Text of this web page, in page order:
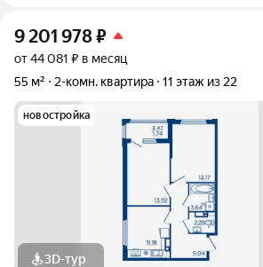
9 201 978₽
от 44 081 ₽ в месяц
55 м²
2-комн. квартира 11 этаж из 22
новостройка
3D-тур